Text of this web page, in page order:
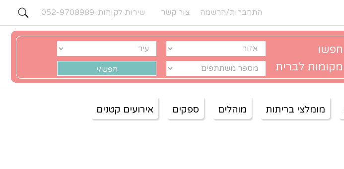
צור קשר שירות לקוחות: 052-9708989 התחברות/הרשמה
חפשו
מקומות לברית
מומלצי בריתות מוהלים ספקים אירועים קטנים